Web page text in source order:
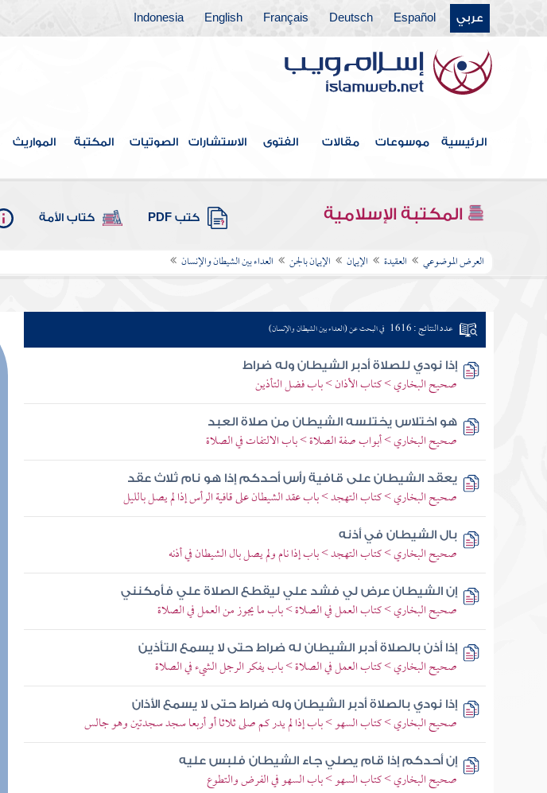
عربي Español
Deutsch
Français
English
Indonesia
الرئيسية موسوعات مقالات الفتوى الاستشارات الصوتيات المكتبة المواريث
المكتبة الإسلامية كتب PDF كتاب الأمة
العرض الموضوعي العقيدة الإيمان الإيمان بالجن العداء بين الشيطان والإنسان
عدد النتائج : 1616 في البحث عن (العداء بين الشيطان والإنسان)
إذا نودي للصلاة أدبر الشيطان وله ضراط
صحيح البخاري > كتاب الأذان > باب فضل التأذين
هو اختلاس يختلسه الشيطان من صلاة العبد
صحيح البخاري > أبواب صفة الصلاة > باب الالتفات في الصلاة
يعقد الشيطان على قافية رأس أحدكم إذا هو نام ثلاث عقد
صحيح البخاري > كتاب التهجد > باب عقد الشيطان على قافية الرأس إذا لم يصل بالليل
بال الشيطان في أذنه
صحيح البخاري > كتاب التهجد > باب إذا نام ولم يصل بال الشيطان في أذنه
إن الشيطان عرض لي فشد علي ليقطع الصلاة علي فأمكنني
صحيح البخاري > كتاب العمل في الصلاة > باب ما يجوز من العمل في الصلاة
إذا أذن بالصلاة أدبر الشيطان له ضراط حتى لا يسمع التأذين
صحيح البخاري > كتاب العمل في الصلاة > باب يفكر الرجل الشيء في الصلاة
إذا نودي بالصلاة أدبر الشيطان وله ضراط حتى لا يسمع الأذان
صحيح البخاري > كتاب السهو > باب إذا لم يدر كم صلى ثلاثا أو أربعا سجد سجدتين وهو جالس
إن أحدكم إذا قام يصلي جاء الشيطان فلبس عليه
صحيح البخاري > كتاب السهو > باب السهو في الفرض والتطوع